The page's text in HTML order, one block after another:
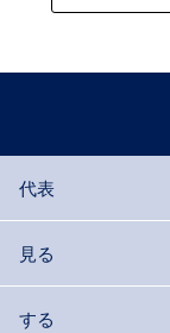
代表
見る
する